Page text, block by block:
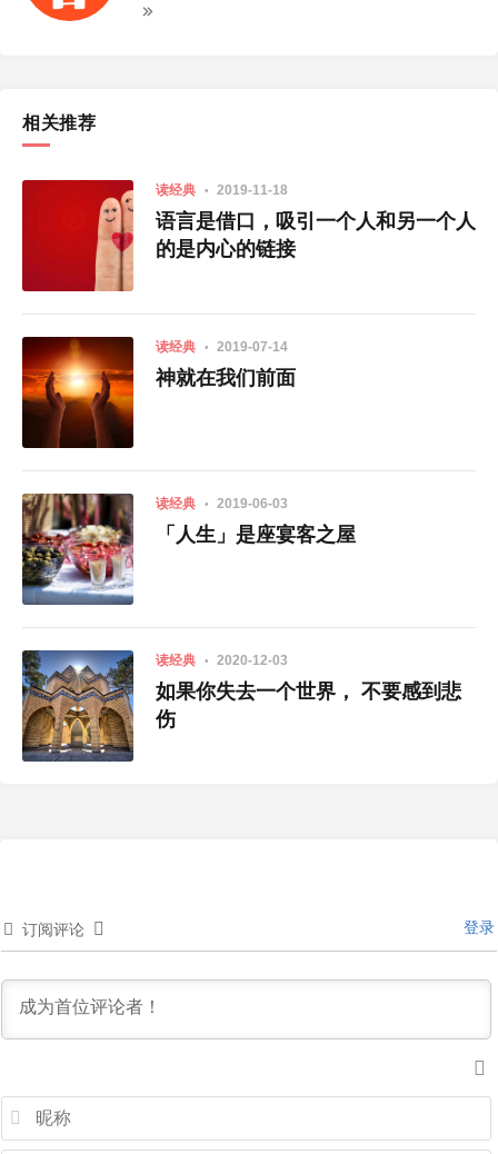
相关推荐
读经典 2019-11-18
语言是借口，吸引一个人和另一个人
的是内心的链接
读经典 2019-07-14
神就在我们前面
读经典 2019-06-03
「人生」是座宴客之屋
读经典 2020-12-03
如果你失去一个世界， 不要感到悲
伤
订阅评论 登录